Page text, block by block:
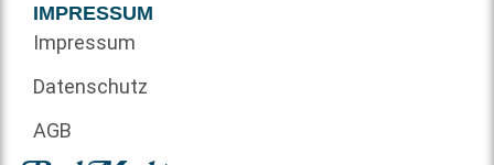
IMPRESSUM
Impressum
Datenschutz
AGB